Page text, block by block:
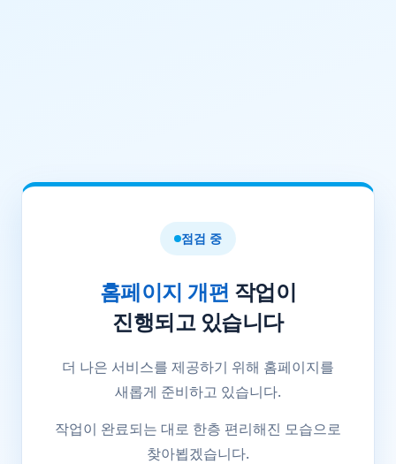
점검 중
홈페이지 개편 작업이
진행되고 있습니다
더 나은 서비스를 제공하기 위해 홈페이지를
새롭게 준비하고 있습니다.
작업이 완료되는 대로 한층 편리해진 모습으로
찾아뵙겠습니다.